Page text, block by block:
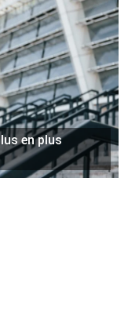
en plus